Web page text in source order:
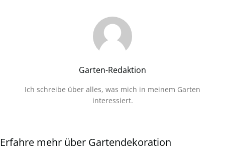
Garten-Redaktion
Ich schreibe über alles, was mich in meinem Garten
interessiert.
Erfahre mehr über Gartendekoration